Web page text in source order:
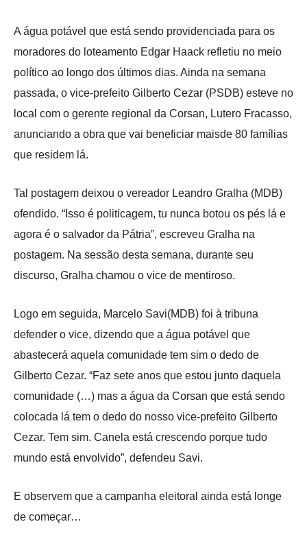
A água potável que está sendo providenciada para os
moradores do loteamento Edgar Haack refletiu no meio
político ao longo dos últimos dias. Ainda na semana
passada, o vice-prefeito Gilberto Cezar (PSDB) esteve no
local com o gerente regional da Corsan, Lutero Fracasso,
anunciando a obra que vai beneficiar maisde 80 famílias
que residem lá.
Tal postagem deixou o vereador Leandro Gralha (MDB)
ofendido. “Isso é politicagem, tu nunca botou os pés lá e
agora é o salvador da Pátria”, escreveu Gralha na
postagem. Na sessão desta semana, durante seu
discurso, Gralha chamou o vice de mentiroso.
Logo em seguida, Marcelo Savi(MDB) foi à tribuna
defender o vice, dizendo que a água potável que
abastecerá aquela comunidade tem sim o dedo de
Gilberto Cezar. “Faz sete anos que estou junto daquela
comunidade (…) mas a água da Corsan que está sendo
colocada lá tem o dedo do nosso vice-prefeito Gilberto
Cezar. Tem sim. Canela está crescendo porque tudo
mundo está envolvido”, defendeu Savi.
E observem que a campanha eleitoral ainda está longe
de começar…